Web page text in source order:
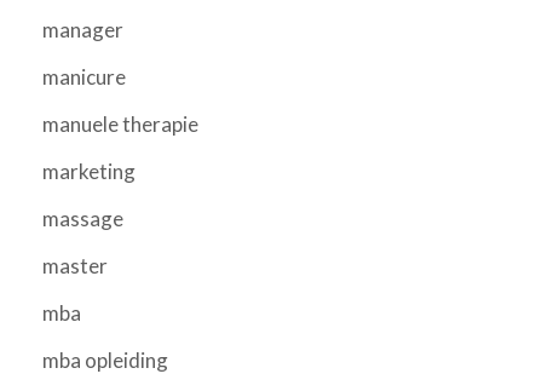
manager
manicure
manuele therapie
marketing
massage
master
mba
mba opleiding